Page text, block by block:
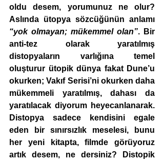
oldu desem, yorumunuz ne olur?
“yok olmayan; mükemmel olan”. Bir
anti-tez olarak yaratılmış
distopyaların varlığına temel
oluşturur ütopik dünya fakat Dune’u
okurken; Vakıf Serisi’ni okurken daha
mükemmeli yaratılmış, dahası da
yaratılacak diyorum heyecanlanarak.
Distopya sadece kendisini egale
eden bir sınırsızlık meselesi, bunu
her yeni kitapta, filmde görüyoruz
artık desem, ne dersiniz? Distopik